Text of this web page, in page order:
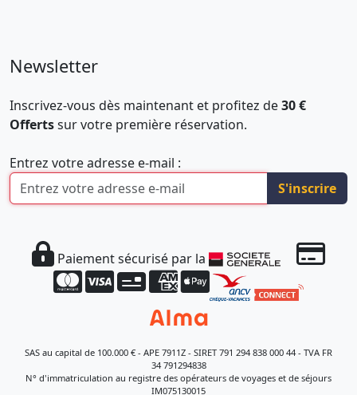
Newsletter
Inscrivez-vous dès maintenant et profitez de30 €
Offertssur votre première réservation.
Entrez votre adresse e-mail :
S'inscrire
Paiement sécurisé par la
SAS au capital de 100.000 € - APE 7911Z - SIRET 791 294 838 000 44 - TVA FR
34 791294838
N° d'immatriculation au registre des opérateurs de voyages et de séjours
IM075130015